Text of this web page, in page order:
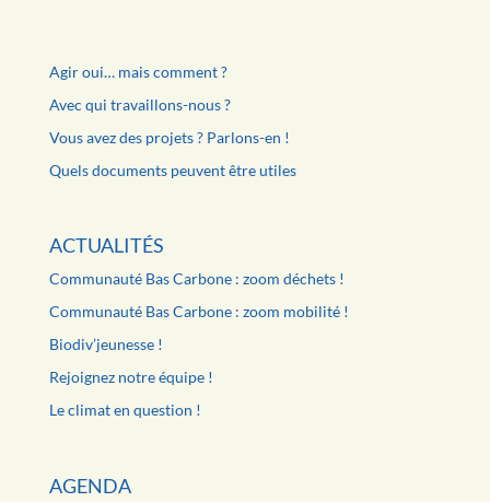
Agir oui… mais comment ?
Avec qui travaillons-nous ?
Vous avez des projets ? Parlons-en !
Quels documents peuvent être utiles
ACTUALITÉS
Communauté Bas Carbone : zoom déchets !
Communauté Bas Carbone : zoom mobilité !
Biodiv’jeunesse !
Rejoignez notre équipe !
Le climat en question !
AGENDA